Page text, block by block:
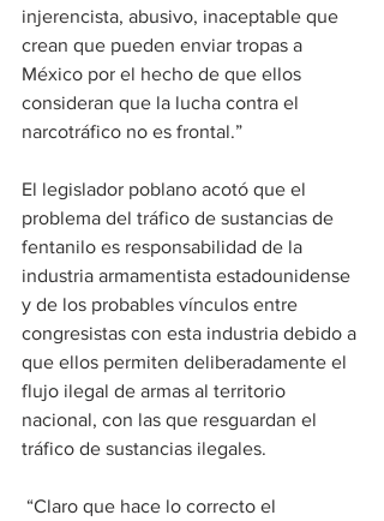
injerencista, abusivo, inaceptable que
crean que pueden enviar tropas a
México por el hecho de que ellos
consideran que la lucha contra el
narcotráfico no es frontal.”
El legislador poblano acotó que el
problema del tráfico de sustancias de
fentanilo es responsabilidad de la
industria armamentista estadounidense
y de los probables vínculos entre
congresistas con esta industria debido a
que ellos permiten deliberadamente el
flujo ilegal de armas al territorio
nacional, con las que resguardan el
tráfico de sustancias ilegales.